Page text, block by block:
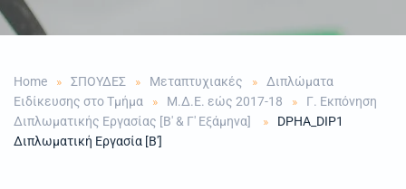
Home ΣΠΟΥΔΕΣ Μεταπτυχιακές
Διπλώματα
Ειδίκευσης στο Τμήμα
Μ.Δ.Ε. εώς 2017-18
Γ. Εκπόνηση
Διπλωματικής Εργασίας [Β' & Γ' Εξάμηνα]
DPHA_DIP1
Διπλωματική Εργασία [Β']